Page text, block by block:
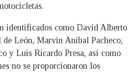
identificados como David Alberto
León, Marvin Anibal Pacheco,
y Luis Ricardo Presa, así como
no se proporcionaron los